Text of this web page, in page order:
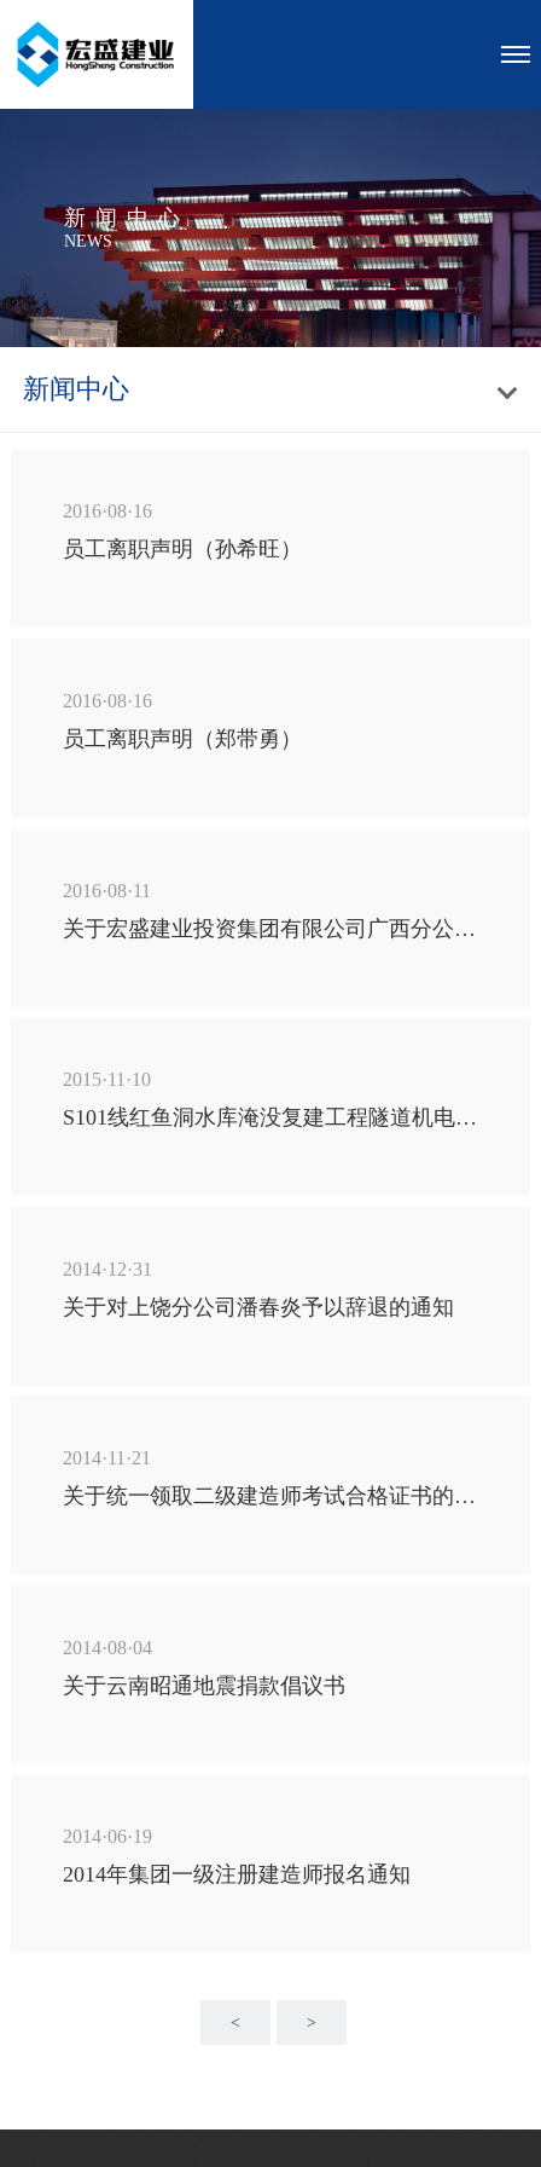
新闻中心
NEWS
新闻中心
2016·08·16
员工离职声明（孙希旺）
2016·08·16
员工离职声明（郑带勇）
2016·08·11
关于宏盛建业投资集团有限公司广西分公司人员调整的公告
2015·11·10
S101线红鱼洞水库淹没复建工程隧道机电工程招标公告
2014·12·31
关于对上饶分公司潘春炎予以辞退的通知
2014·11·21
关于统一领取二级建造师考试合格证书的通知
2014·08·04
关于云南昭通地震捐款倡议书
2014·06·19
2014年集团一级注册建造师报名通知
< >